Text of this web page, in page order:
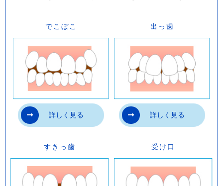
存在します。その中でも、矯正専門の歯科
医師が効果・効能を検討したうえで当院で
は米国アライン・テクノロジー社のインビ
ザラインを導入しております。
・マウスピース型矯正装置（インビザライ
ン）は1997年にFDA（アメリカ食品医薬品
局）により医療機器としての認証を受けて
成する装置であることや製作が機械で行わ
れることから、医療機器としての矯正装置
に該当しないこととなっています。マウス
でこぼこ
詳しく見る
出っ歯
詳しく見る
すきっ歯 受け口